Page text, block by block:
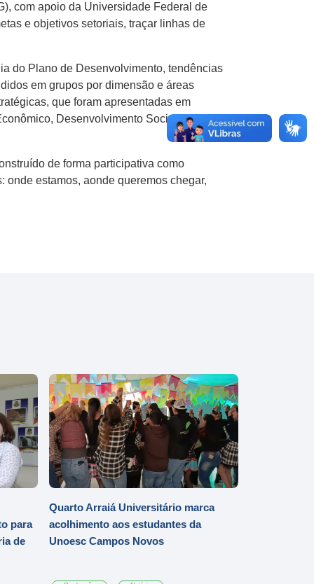
com apoio da Universidade Federal de
e objetivos setoriais, traçar linhas de
do Plano de Desenvolvimento, tendências
em grupos por dimensão e áreas
que foram apresentadas em
Desenvolvimento Social,
de forma participativa como
estamos, aonde queremos chegar,
para
de
Quarto Arraiá Universitário marca
acolhimento aos estudantes da
Unoesc Campos Novos